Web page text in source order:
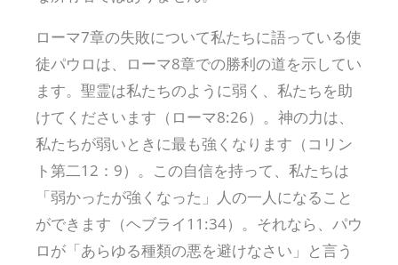
ローマ7章の失敗について私たちに語っている使
徒パウロは、ローマ8章での勝利の道を示してい
ます。聖霊は私たちのように弱く、私たちを助
けてくださいます（ローマ8:26）。神の力は、
私たちが弱いときに最も強くなります（コリン
ト第二12：9）。この自信を持って、私たちは
「弱かったが強くなった」人の一人になること
ができます（ヘブライ11:34）。それなら、パウ
ロが「あらゆる種類の悪を避けなさい」と言う